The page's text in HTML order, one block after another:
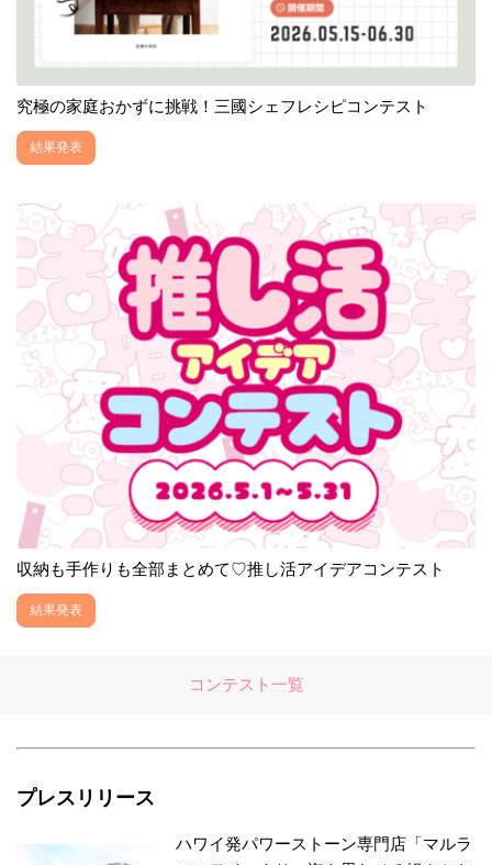
究極の家庭おかずに挑戦！三國シェフレシピコンテスト
結果発表
収納も手作りも全部まとめて♡推し活アイデアコンテスト
結果発表
コンテスト一覧
プレスリリース
ハワイ発パワーストーン専門店「マルラ